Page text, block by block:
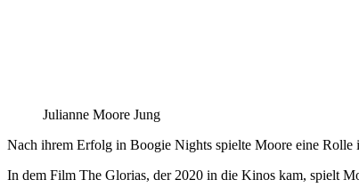
Julianne Moore Jung
Nach ihrem Erfolg in Boogie Nights spielte Moore eine
In dem Film The Glorias, der 2020 in die Kinos kam, spielt